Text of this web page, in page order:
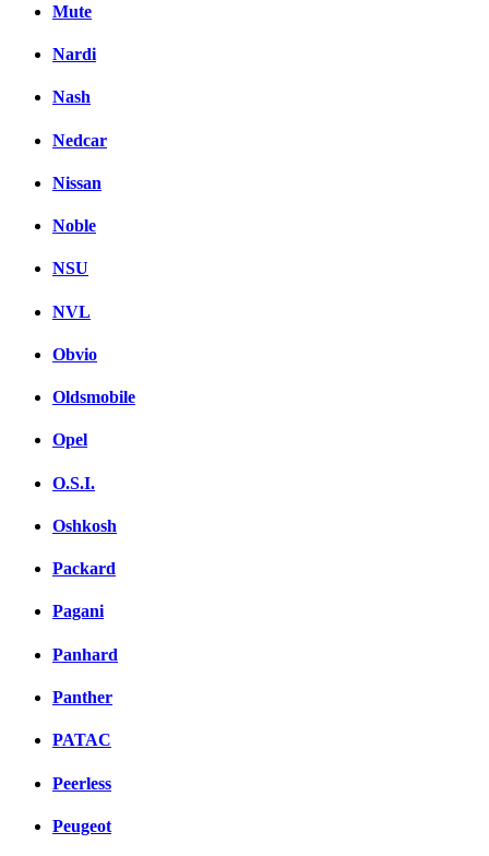
Mute
Nardi
Nash
Nedcar
Nissan
Noble
NSU
NVL
Obvio
Oldsmobile
Opel
O.S.I.
Oshkosh
Packard
Pagani
Panhard
Panther
PATAC
Peerless
Peugeot